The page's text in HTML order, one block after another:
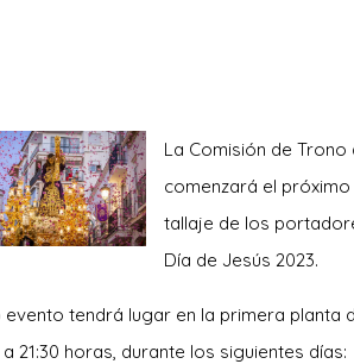
La Comisión de
comenzará el
tallaje de los
Día de Jesús 2023.
evento tendrá lugar en la primera planta
21:30 horas, durante los siguientes días: